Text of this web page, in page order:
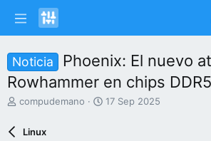
Noticia
Phoenix: El nuevo
Rowhammer en chips DDR5
Icompudemano
F
17 Sep 2025
Linux